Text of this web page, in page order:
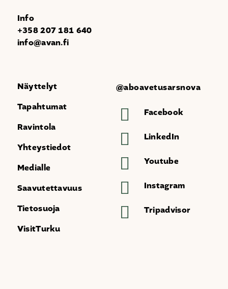
Info
+358 207 181 640
info@avan.fi
Näyttelyt
Tapahtumat
Ravintola
Yhteystiedot
Medialle
Saavutettavuus
Tietosuoja
VisitTurku
@aboavetusarsnova
Facebook
LinkedIn
Youtube
Instagram
Tripadvisor